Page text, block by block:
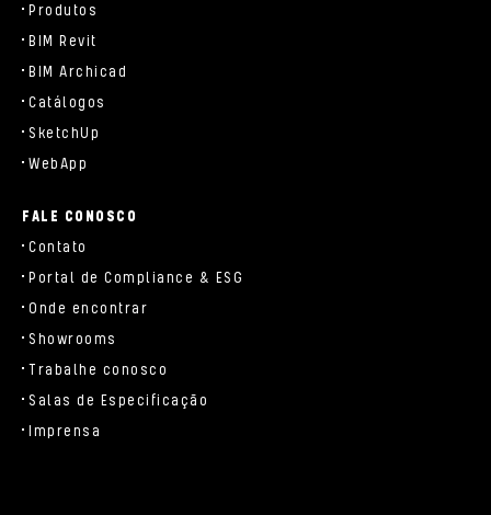
Produtos
BIM Revit
BIM Archicad
Catálogos
SketchUp
WebApp
FALE CONOSCO
Contato
Portal de Compliance & ESG
Onde encontrar
Showrooms
Trabalhe conosco
Salas de Especificação
Imprensa